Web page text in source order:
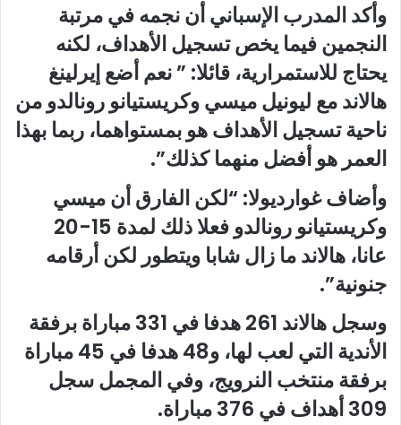
وأكد المدرب الإسباني أن نجمه في مرتبة
النجمين فيما يخص تسجيل الأهداف، لكنه
يحتاج للاستمرارية، قائلا: ” نعم أضع إيرلينغ
هالاند مع ليونيل ميسي وكريستيانو رونالدو من
ناحية تسجيل الأهداف هو بمستواهما، ربما بهذا
العمر هو أفضل منهما كذلك”.
وأضاف غوارديولا: “لكن الفارق أن ميسي
وكريستيانو رونالدو فعلا ذلك لمدة 15-20
عانا، هالاند ما زال شابا ويتطور لكن أرقامه
جنونية”.
وسجل هالاند 261 هدفا في 331 مباراة برفقة
الأندية التي لعب لها، و48 هدفا في 45 مباراة
برفقة منتخب النرويج، وفي المجمل سجل
309 أهداف في 376 مباراة.